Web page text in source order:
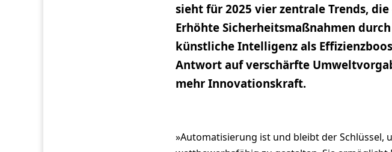
sieht für 2025 vier zentrale Trends,
Erhöhte Sicherheitsmaßnahmen durch
künstliche Intelligenz als
Antwort auf verschärfte
mehr Innovationskraft.
»Automatisierung ist und bleibt der Schlüssel,